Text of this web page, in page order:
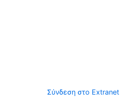
Σύνδεση στο Extranet